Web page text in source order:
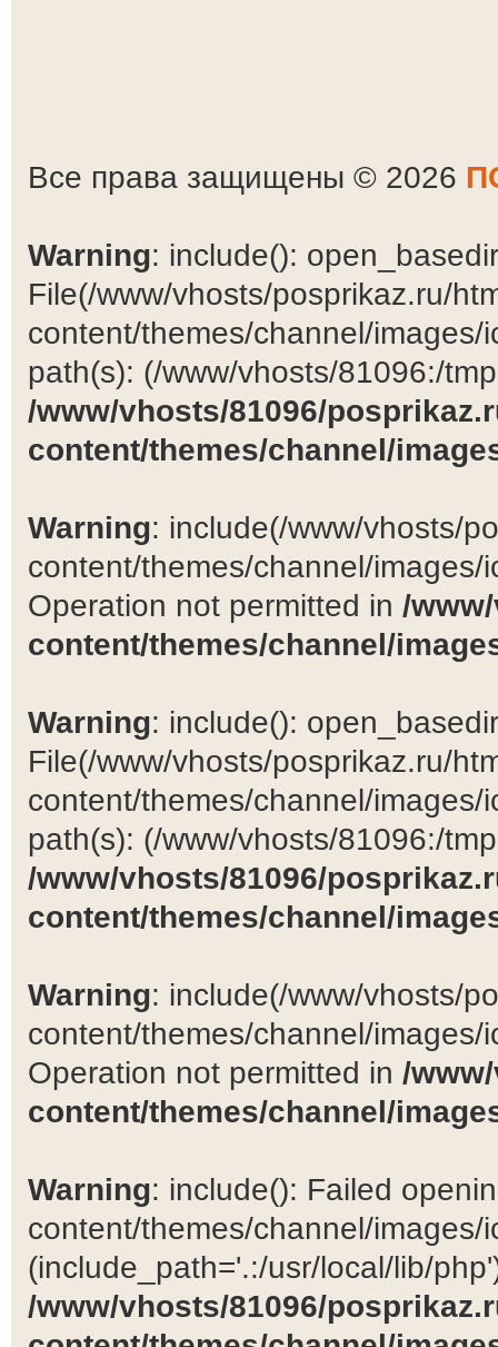
Все права защищены © 2026
Warning: include():
File(/www/vhosts/posprikaz.ru/
content/themes/channel/
path(s): (/www/vhosts/81096:/
/www/vhosts/81096/
content/themes/channel/
Warning: include(/www/vhosts/
content/themes/channel/
Operation not permitted in /
content/themes/channel/
Warning: include():
File(/www/vhosts/posprikaz.ru/
content/themes/channel/
path(s): (/www/vhosts/81096:/
/www/vhosts/81096/
content/themes/channel/
Warning: include(/www/vhosts/
content/themes/channel/
Operation not permitted in /
content/themes/channel/
Warning: include(): Failed
content/themes/channel/images/
(include_path='.:/usr/local/lib/
/www/vhosts/81096/